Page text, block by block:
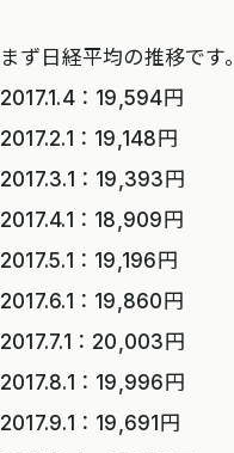
まず日経平均の推移です。
2017.1.4：19,594円
2017.2.1：19,148円
2017.3.1：19,393円
2017.4.1：18,909円
2017.5.1：19,196円
2017.6.1：19,860円
2017.7.1：20,003円
2017.8.1：19,996円
2017.9.1：19,691円